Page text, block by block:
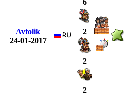
Avtolik
24-01-2017
6
2
2
2